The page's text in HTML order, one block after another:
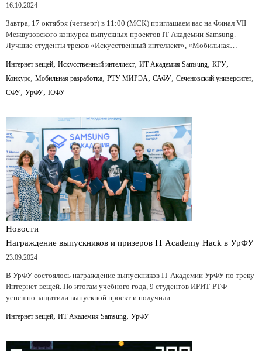
16.10.2024
Завтра, 17 октября (четверг) в 11:00 (МСК) приглашаем вас на Финал VII
Межвузовского конкурса выпускных проектов IT Академии Samsung.
Лучшие студенты треков «Искусственный интеллект», «Мобильная…
Интернет вещей, Искусственный интеллект, ИТ Академия Samsung, КГУ,
Конкурс, Мобильная разработка, РТУ МИРЭА, САФУ, Сеченовский университет,
СФУ, УрФУ, ЮФУ
Новости
Награждение выпускников и призеров IT Academy Hack в УрФУ
23.09.2024
В УрФУ состоялось награждение выпускников IT Академии УрФУ по треку
Интернет вещей. По итогам учебного года, 9 студентов ИРИТ-РТФ
успешно защитили выпускной проект и получили…
Интернет вещей, ИТ Академия Samsung, УрФУ